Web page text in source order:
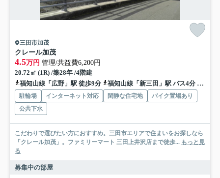
三田市加茂
クレール加茂
4.5万円 管理/共益費6,200円
20.72㎡ (1R) /築28年 /4階建
福知山線「広野」駅 徒歩9分
福知山線「新三田」駅 バス4分 神姫バス「加茂（三田市）」 停歩3分
駐輪場 インターネット対応 閑静な住宅地
バイク置場あり
公共下水
こだわりで選びたい方におすすめ。三田市エリアで住まいをお探しなら
「クレール加茂」。ファミリーマート 三田上井沢店まで徒歩... もっと見
る
募集中の部屋